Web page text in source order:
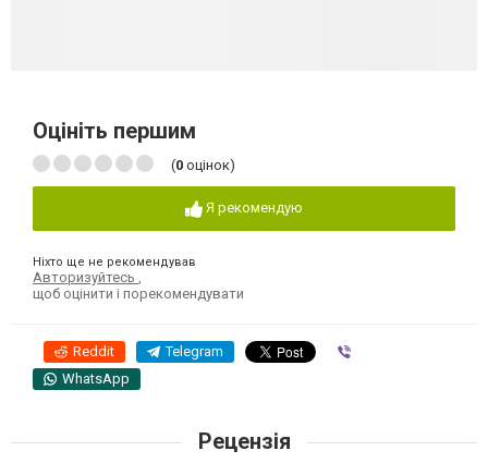
Оцініть першим
(0 оцінок)
Я рекомендую
Ніхто ще не рекомендував
Авторизуйтесь
щоб оцінити і порекомендувати
Reddit Telegram
WhatsApp
Рецензія